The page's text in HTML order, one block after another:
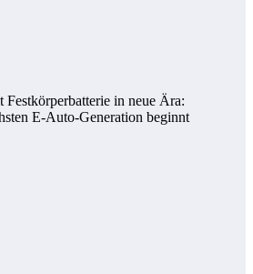
Festkörperbatterie in neue Ära:
E-Auto-Generation beginnt